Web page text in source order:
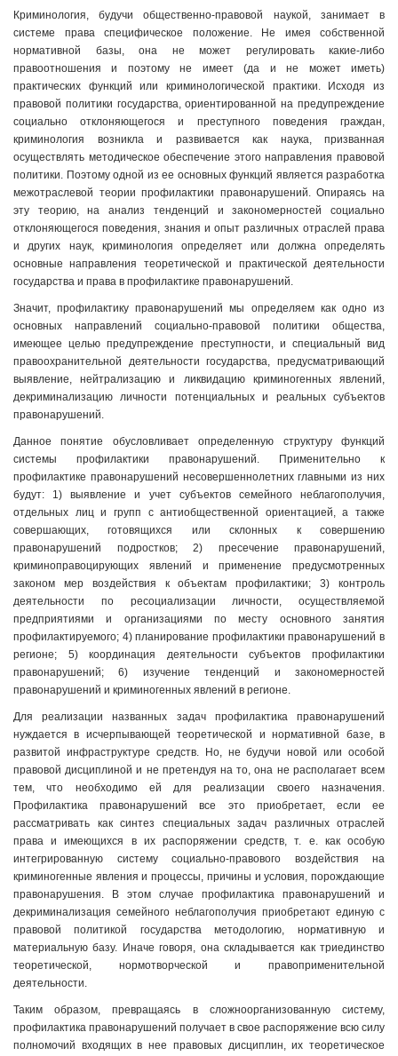
Криминология, будучи общественно-правовой наукой, занимает в
системе права специфическое положение. Не имея собственной
нормативной базы, она не может регулировать какие-либо
правоотношения и поэтому не имеет (да и не может иметь)
практических функций или криминологической практики. Исходя из
правовой политики государства, ориентированной на предупреждение
социально отклоняющегося и преступного поведения граждан,
криминология возникла и развивается как наука, призванная
осуществлять методическое обеспечение этого направления правовой
политики. Поэтому одной из ее основных функций является разработка
межотраслевой теории профилактики правонарушений. Опираясь на
эту теорию, на анализ тенденций и закономерностей социально
отклоняющегося поведения, знания и опыт различных отраслей права
и других наук, криминология определяет или должна определять
основные направления теоретической и практической деятельности
государства и права в профилактике правонарушений.
Значит, профилактику правонарушений мы определяем как одно из
основных направлений социально-правовой политики общества,
имеющее целью предупреждение преступности, и специальный вид
правоохранительной деятельности государства, предусматривающий
выявление, нейтрализацию и ликвидацию криминогенных явлений,
декриминализацию личности потенциальных и реальных субъектов
правонарушений.
Данное понятие обусловливает определенную структуру функций
системы профилактики правонарушений. Применительно к
профилактике правонарушений несовершеннолетних главными из них
будут: 1) выявление и учет субъектов семейного неблагополучия,
отдельных лиц и групп с антиобщественной ориентацией, а также
совершающих, готовящихся или склонных к совершению
правонарушений подростков; 2) пресечение правонарушений,
криминоправоцирующих явлений и применение предусмотренных
законом мер воздействия к объектам профилактики; 3) контроль
деятельности по ресоциализации личности, осуществляемой
предприятиями и организациями по месту основного занятия
профилактируемого; 4) планирование профилактики правонарушений в
регионе; 5) координация деятельности субъектов профилактики
правонарушений; 6) изучение тенденций и закономерностей
правонарушений и криминогенных явлений в регионе.
Для реализации названных задач профилактика правонарушений
нуждается в исчерпывающей теоретической и нормативной базе, в
развитой инфраструктуре средств. Но, не будучи новой или особой
правовой дисциплиной и не претендуя на то, она не располагает всем
тем, что необходимо ей для реализации своего назначения.
Профилактика правонарушений все это приобретает, если ее
рассматривать как синтез специальных задач различных отраслей
права и имеющихся в их распоряжении средств, т. е. как особую
интегрированную систему социально-правового воздействия на
криминогенные явления и процессы, причины и условия, порождающие
правонарушения. В этом случае профилактика правонарушений и
декриминализация семейного неблагополучия приобретают единую с
правовой политикой государства методологию, нормативную и
материальную базу. Иначе говоря, она складывается как триединство
теоретической, нормотворческой и правоприменительной
деятельности.
Таким образом, превращаясь в сложноорганизованную систему,
профилактика правонарушений получает в свое распоряжение всю силу
полномочий входящих в нее правовых дисциплин, их теоретическое